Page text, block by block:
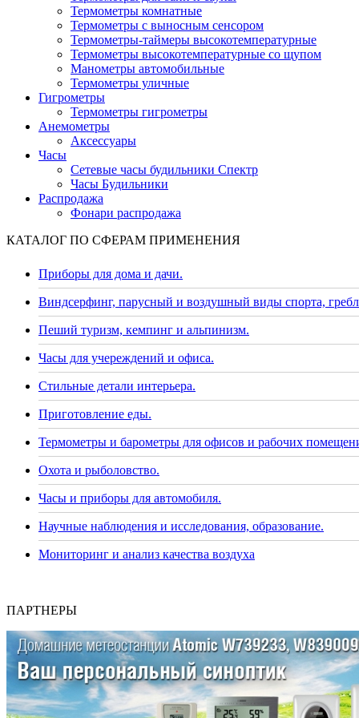
Термометры комнатные
Термометры с выносным сенсором
Термометры-таймеры высокотемпературные
Термометры высокотемпературные со щупом
Манометры автомобильные
Термометры уличные
Гигрометры
Термометры гигрометры
Анемометры
Аксессуары
Часы
Сетевые часы будильники Спектр
Часы Будильники
Распродажа
Фонари распродажа
КАТАЛОГ ПО СФЕРАМ ПРИМЕНЕНИЯ
Приборы для дома и дачи.
Виндсерфинг, парусный и воздушный виды спорта,
Пеший туризм, кемпинг и альпинизм.
Часы для учереждений и офиса.
Стильные детали интерьера.
Приготовление еды.
Термометры и барометры для офисов и рабочих
Охота и рыболовство.
Часы и приборы для автомобиля.
Научные наблюдения и исследования, образование.
Мониторинг и анализ качества воздуха
ПАРТНЕРЫ